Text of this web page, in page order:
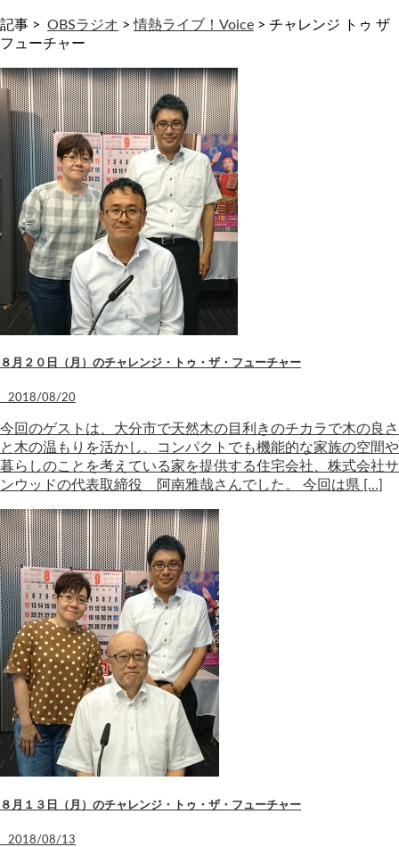
記事 > OBSラジオ >情熱ライブ！Voice > チャレンジ トゥ ザ
フューチャー
８月２０日（月）のチャレンジ・トゥ・ザ・フューチャー
2018/08/20
今回のゲストは、大分市で天然木の目利きのチカラで木の良さ
と木の温もりを活かし、コンパクトでも機能的な家族の空間や
暮らしのことを考えている家を提供する住宅会社、株式会社サ
ンウッドの代表取締役 阿南雅哉さんでした。 今回は県 […]
８月１３日（月）のチャレンジ・トゥ・ザ・フューチャー
2018/08/13